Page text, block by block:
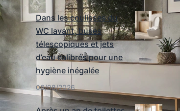
Dans les coulisses du
WC lavant, buses
télescopiques et jets
d’eau calibrés pour une
hygiène inégalée
06/08/2026